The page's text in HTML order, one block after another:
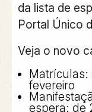
da lista de
Portal Único
Veja o novo
Matrículas:
fevereiro
espera: de